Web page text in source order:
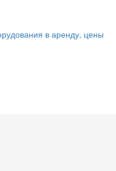
в аренду, цены